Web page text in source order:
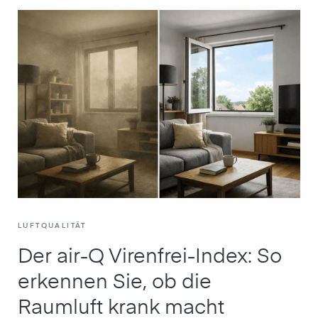
LUFTQUALITÄT
Der air-Q Virenfrei-Index: So
erkennen Sie, ob die
Raumluft krank macht